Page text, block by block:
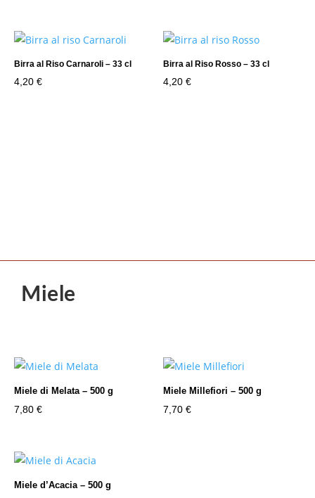
Birra al Riso Carnaroli – 33 cl
4,20 €
Birra al Riso Rosso – 33 cl
4,20€
Miele
Miele di Melata – 500 g
7,80 €
Miele Millefiori – 500 g
7,70€
Miele d’Acacia – 500 g